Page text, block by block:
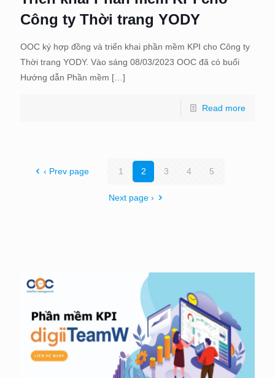
Công ty Thời trang YODY
OOC ký hợp đồng và triển khai phần mềm KPI cho Công ty
Thời trang YODY. Vào sáng 08/03/2023 OOC đã có buổi
Hướng dẫn Phần mềm […]
Read more
‹ Prev page 1 2 3 4 5
Next page ›